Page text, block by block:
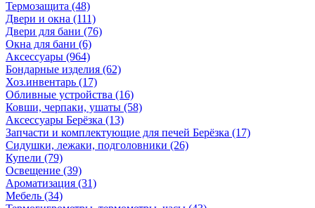
Термозащита (48)
Двери и окна (111)
Двери для бани (76)
Окна для бани (6)
Аксессуары (964)
Бондарные изделия (62)
Хоз.инвентарь (17)
Обливные устройства (16)
Ковши, черпаки, ушаты (58)
Аксессуары Берёзка (13)
Запчасти и комплектующие для печей Берёзка (17)
Сидушки, лежаки, подголовники (26)
Купели (79)
Освещение (39)
Ароматизация (31)
Мебель (34)